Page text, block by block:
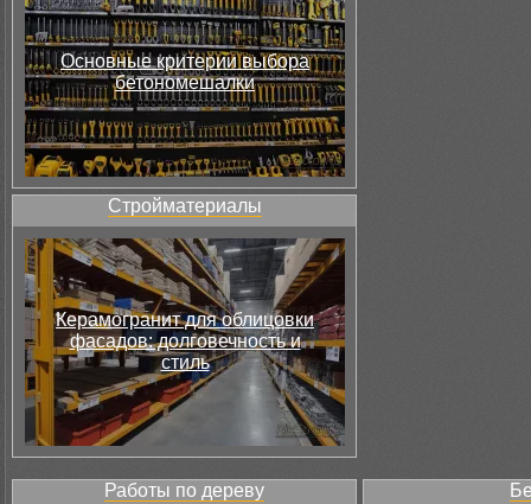
Основные критерии выбора
бетономешалки
Стройматериалы
Керамогранит для облицовки
фасадов: долговечность и
стиль
Работы по дереву